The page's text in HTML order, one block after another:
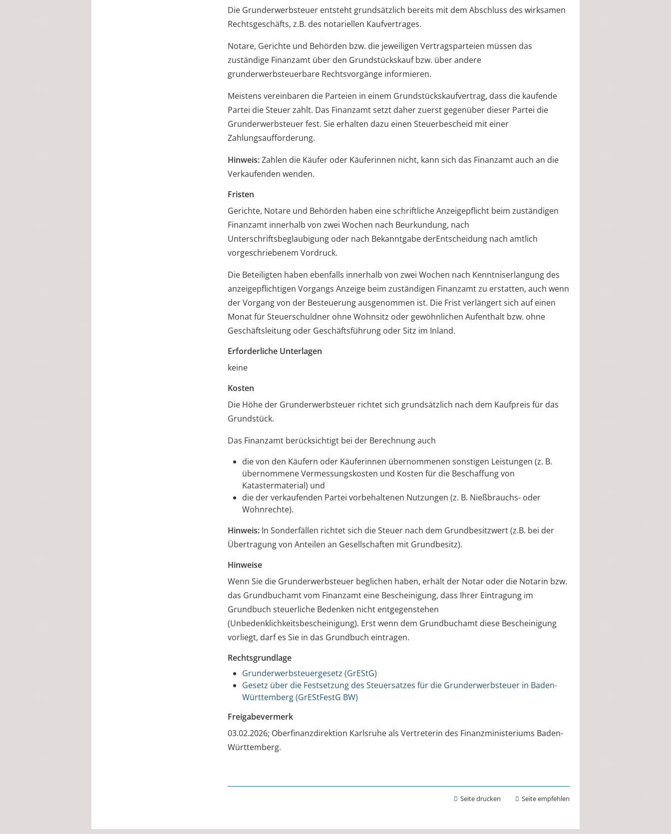
Die Grunderwerbsteuer entsteht grundsätzlich bereits mit dem Abschluss des wirksamen
Rechtsgeschäfts, z.B. des notariellen Kaufvertrages.
Notare, Gerichte und Behörden bzw. die jeweiligen Vertragsparteien müssen das
zuständige Finanzamt über den Grundstückskauf bzw. über andere
grunderwerbsteuerbare Rechtsvorgänge informieren.
Meistens vereinbaren die Parteien in einem Grundstückskaufvertrag, dass die kaufende
Partei die Steuer zahlt. Das Finanzamt setzt daher zuerst gegenüber dieser Partei die
Grunderwerbsteuer fest. Sie erhalten dazu einen Steuerbescheid mit einer
Zahlungsaufforderung.
Hinweis:Zahlen die Käufer oder Käuferinnen nicht, kann sich das Finanzamt auch an die
Verkaufenden wenden.
Fristen
Gerichte, Notare und Behörden haben eine schriftliche Anzeigepflicht beim zuständigen
Finanzamt innerhalb von zwei Wochen nach Beurkundung, nach
Unterschriftsbeglaubigung oder nach Bekanntgabe derEntscheidung nach amtlich
vorgeschriebenem Vordruck.
Die Beteiligten haben ebenfalls innerhalb von zwei Wochen nach Kenntniserlangung des
anzeigepflichtigen Vorgangs Anzeige beim zuständigen Finanzamt zu erstatten, auch wenn
der Vorgang von der Besteuerung ausgenommen ist. Die Frist verlängert sich auf einen
Monat für Steuerschuldner ohne Wohnsitz oder gewöhnlichen Aufenthalt bzw. ohne
Geschäftsleitung oder Geschäftsführung oder Sitz im Inland.
Erforderliche Unterlagen
keine
Kosten
Die Höhe der Grunderwerbsteuer richtet sich grundsätzlich nach dem Kaufpreis für das
Grundstück.
Das Finanzamt berücksichtigt bei der Berechnung auch
die von den Käufern oder Käuferinnen übernommenen sonstigen Leistungen (z. B.
übernommene Vermessungskosten und Kosten für die Beschaffung von
Katastermaterial) und
die der verkaufenden Partei vorbehaltenen Nutzungen (z. B. Nießbrauchs- oder
Wohnrechte).
Hinweis: In Sonderfällen richtet sich die Steuer nach dem Grundbesitzwert (z.B. bei der
Übertragung von Anteilen an Gesellschaften mit Grundbesitz).
Hinweise
Wenn Sie die Grunderwerbsteuer beglichen haben, erhält der Notar oder die Notarin bzw.
das Grundbuchamt vom Finanzamt eine Bescheinigung, dass Ihrer Eintragung im
Grundbuch steuerliche Bedenken nicht entgegenstehen
(Unbedenklichkeitsbescheinigung). Erst wenn dem Grundbuchamt diese Bescheinigung
vorliegt, darf es Sie in das Grundbuch eintragen.
Rechtsgrundlage
Grunderwerbsteuergesetz (GrEStG)
Gesetz über die Festsetzung des Steuersatzes für die Grunderwerbsteuer in Baden-
Württemberg (GrEStFestG BW)
Freigabevermerk
03.02.2026; Oberfinanzdirektion Karlsruhe als Vertreterin des Finanzministeriums Baden-
Württemberg.
Seite drucken Seite empfehlen